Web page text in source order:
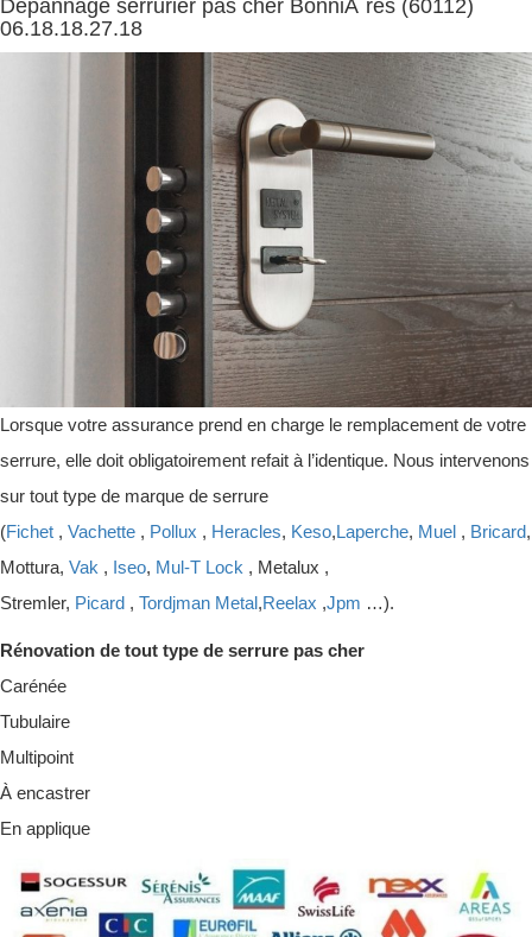
Dépannage serrurier pas cher BonniÃ¨res (60112)
06.18.18.27.18
Lorsque votre assurance prend en charge le remplacement de votre
serrure, elle doit obligatoirement refait à l’identique. Nous intervenons
sur tout type de marque de serrure
(Fichet , Vachette , Pollux , Heracles, Keso,Laperche, Muel , Bricard,
Mottura, Vak , Iseo, Mul-T Lock , Metalux ,
Stremler, Picard , Tordjman Metal,Reelax ,Jpm …).
Rénovation de tout type de serrure pas cher
Carénée
Tubulaire
Multipoint
À encastrer
En applique